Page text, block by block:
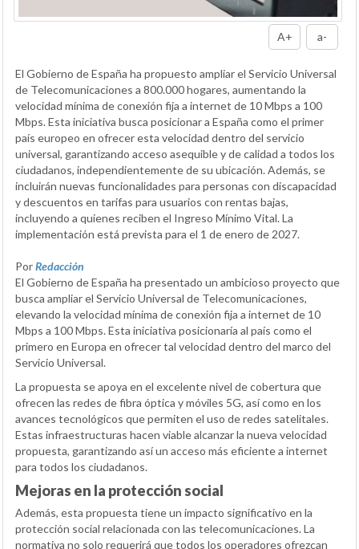
A+ a-
El Gobierno de España ha propuesto ampliar el Servicio Universal
de Telecomunicaciones a 800.000 hogares, aumentando la
velocidad mínima de conexión fija a internet de 10 Mbps a 100
Mbps. Esta iniciativa busca posicionar a España como el primer
país europeo en ofrecer esta velocidad dentro del servicio
universal, garantizando acceso asequible y de calidad a todos los
ciudadanos, independientemente de su ubicación. Además, se
incluirán nuevas funcionalidades para personas con discapacidad
y descuentos en tarifas para usuarios con rentas bajas,
incluyendo a quienes reciben el Ingreso Mínimo Vital. La
implementación está prevista para el 1 de enero de 2027.
PorRedacción
El Gobierno de España ha presentado un ambicioso proyecto que
busca ampliar el Servicio Universal de Telecomunicaciones,
elevando la velocidad mínima de conexión fija a internet de 10
Mbps a 100 Mbps. Esta iniciativa posicionaría al país como el
primero en Europa en ofrecer tal velocidad dentro del marco del
Servicio Universal.
La propuesta se apoya en el excelente nivel de cobertura que
ofrecen las redes de fibra óptica y móviles 5G, así como en los
avances tecnológicos que permiten el uso de redes satelitales.
Estas infraestructuras hacen viable alcanzar la nueva velocidad
propuesta, garantizando así un acceso más eficiente a internet
para todos los ciudadanos.
Mejoras en la protección social
Además, esta propuesta tiene un impacto significativo en la
protección social relacionada con las telecomunicaciones. La
normativa no solo requerirá que todos los operadores ofrezcan